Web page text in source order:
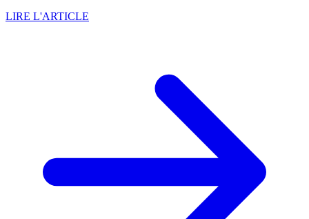
LIRE L'ARTICLE